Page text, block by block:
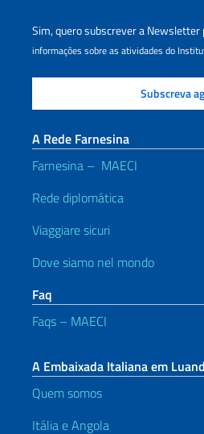
Sim, quero subscrever a Newsletter
informações sobre as atividades do
A Rede Farnesina
Farnesina – MAECI
Rede diplomática
Viaggiare sicuri
Dove siamo nel mondo
Faq
Faqs – MAECI
A Embaixada Italiana em
Quem somos
Itália e Angola